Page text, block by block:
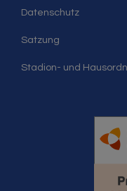
Datenschutz
Satzung
Stadion- und